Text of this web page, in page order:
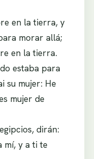
en la tierra, y
morar allá;
en la tierra.
estaba para
su mujer: He
mujer de
dirán:
mí, y a ti te